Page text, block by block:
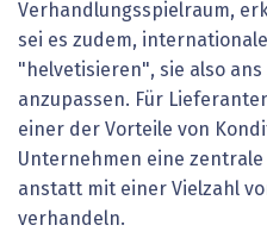
Verhandlungsspielraum,
sei es zudem,
"helvetisieren", sie also ans
anzupassen. Für
einer der Vorteile von
Unternehmen eine
anstatt mit einer Vielzahl
verhandeln.